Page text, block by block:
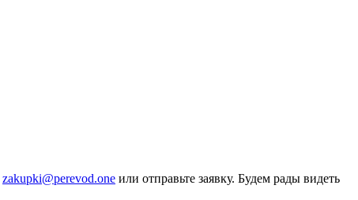
zakupki@perevod.one или отправьте заявку. Будем рады видеть